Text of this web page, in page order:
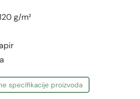
g/m²
specifikacije proizvoda